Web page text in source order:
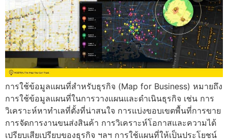
การใช้ข้อมูลแผนที่สำหรับธุรกิจ (Map for Business) หมายถึง
การใช้ข้อมูลแผนที่ในการวางแผนและดำเนินธุรกิจ เช่น การ
วิเคราะห์หาทำเลที่ตั้งที่น่าสนใจ การแบ่งขอบเขตพื้นที่การขาย
การจัดการงานขนส่งสินค้า การวิเคราะห์โอกาสและความได้
เปรียบเสียเปรียบของธุรกิจ ฯลฯ การใช้แผนที่ให้เป็นประโยชน์